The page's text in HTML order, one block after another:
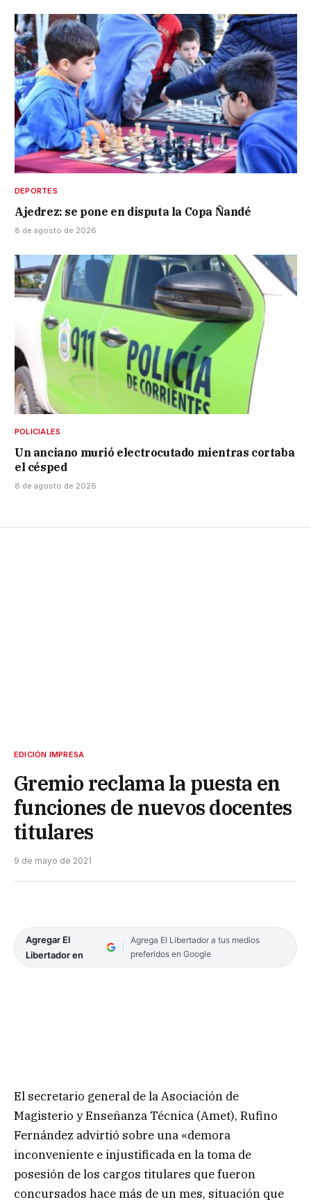
DEPORTES
Ajedrez: se pone en disputa la Copa Ñandé
8 de agosto de 2026
POLICIALES
Un anciano murió electrocutado mientras cortaba
el césped
8 de agosto de 2026
EDICIÓN IMPRESA
Gremio reclama la puesta en
funciones de nuevos docentes
titulares
9 de mayo de 2021
Agregar El
Libertador en
Agrega El Libertador a tus medios
preferidos en Google
El secretario general de la Asociación de
Magisterio y Enseñanza Técnica (Amet), Rufino
Fernández advirtió sobre una «demora
inconveniente e injustificada en la toma de
posesión de los cargos titulares que fueron
concursados hace más de un mes, situación que